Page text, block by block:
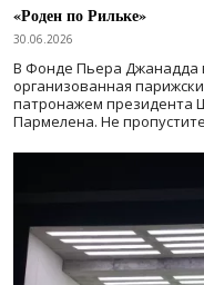
«Роден по Рильке»
30.06.2026
В Фонде Пьера Джанадда
организованная
патронажем президента
Пармелена. Не